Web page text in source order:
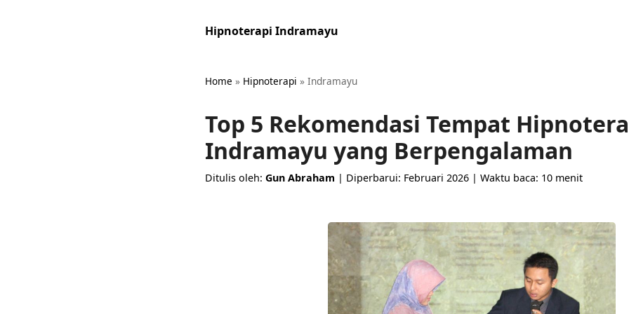
Hipnoterapi Indramayu
Home » Hipnoterapi » Indramayu
Top 5 Rekomendasi Tempat
Indramayu yang Berpengalaman
Ditulis oleh: Gun Abraham | Diperbarui: Februari 2026 | Waktu baca: 10 menit